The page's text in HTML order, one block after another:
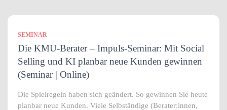
SEMINAR
Die KMU-Berater – Impuls-Seminar: Mit Social
Selling und KI planbar neue Kunden gewinnen
(Seminar | Online)
Die Spielregeln haben sich geändert. So gewinnen Sie heute
planbar neue Kunden. Viele Selbständige (Berater:innen,